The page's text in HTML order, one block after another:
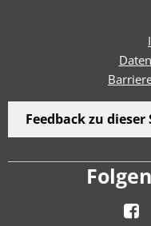
Feedback zu dieser